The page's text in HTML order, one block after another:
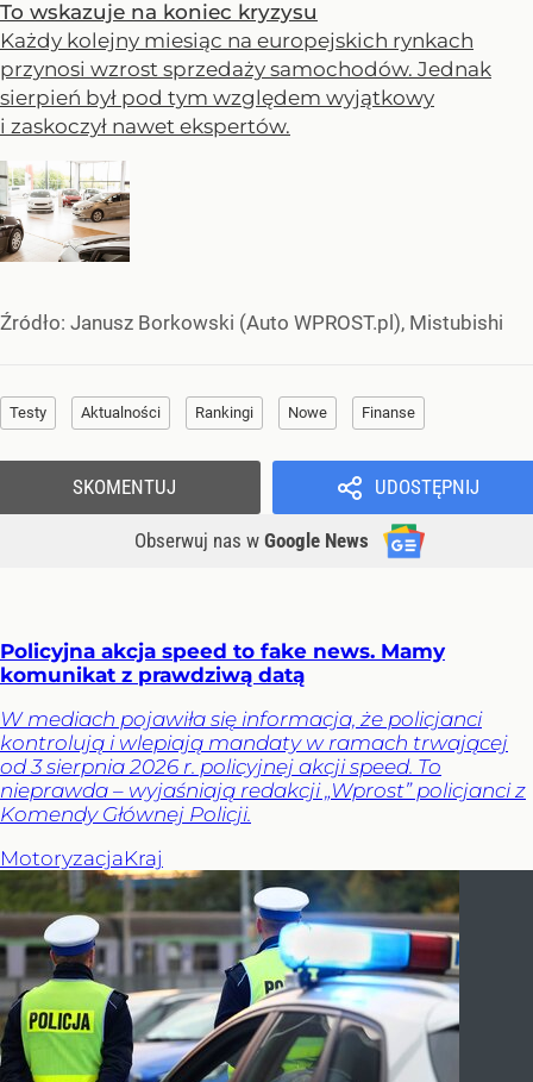
To wskazuje na koniec kryzysu
Każdy kolejny miesiąc na europejskich rynkach
przynosi wzrost sprzedaży samochodów. Jednak
sierpień był pod tym względem wyjątkowy
i zaskoczył nawet ekspertów.
Źródło: Janusz Borkowski (Auto WPROST.pl), Mistubishi
Testy Aktualności Rankingi Nowe Finanse
UDOSTĘPNIJ
Obserwuj nas w Google News
SKOMENTUJ
Policyjna akcja speed to fake news. Mamy
komunikat z prawdziwą datą
W mediach pojawiła się informacja, że policjanci
kontrolują i wlepiają mandaty w ramach trwającej
od 3 sierpnia 2026 r. policyjnej akcji speed. To
nieprawda – wyjaśniają redakcji „Wprost” policjanci z
Komendy Głównej Policji.
MotoryzacjaKraj